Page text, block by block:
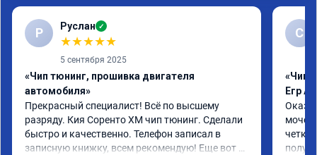
Р Руслан ✓
★★★★★
5 сентября 2025
«Чип тюнинг, прошивка двигателя
автомобиля»
Прекрасный специалист! Всё по высшему
разряду. Кия Соренто XM чип тюнинг. Сделали
быстро и качественно. Телефон записал в
записную книжку, всем рекомендую! Еще вот
С
«Чип
Егр
четко.